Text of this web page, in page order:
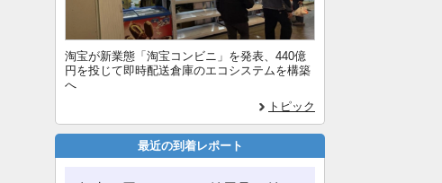
淘宝が新業態「淘宝コンビニ」を発表、440億
円を投じて即時配送倉庫のエコシステムを構築
へ
トピック
最近の到着レポート